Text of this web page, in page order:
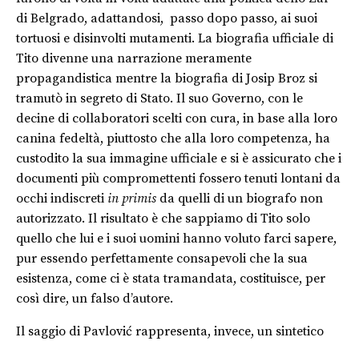
di Belgrado, adattandosi, passo dopo passo, ai suoi
tortuosi e disinvolti mutamenti. La biografia ufficiale di
Tito divenne una narrazione meramente
propagandistica mentre la biografia di Josip Broz si
tramutò in segreto di Stato. Il suo Governo, con le
decine di collaboratori scelti con cura, in base alla loro
canina fedeltà, piuttosto che alla loro competenza, ha
custodito la sua immagine ufficiale e si è assicurato che i
documenti più compromettenti fossero tenuti lontani da
occhi indiscreti in primis da quelli di un biografo non
autorizzato. Il risultato è che sappiamo di Tito solo
quello che lui e i suoi uomini hanno voluto farci sapere,
pur essendo perfettamente consapevoli che la sua
esistenza, come ci è stata tramandata, costituisce, per
così dire, un falso d’autore.
Il saggio di Pavlović rappresenta, invece, un sintetico